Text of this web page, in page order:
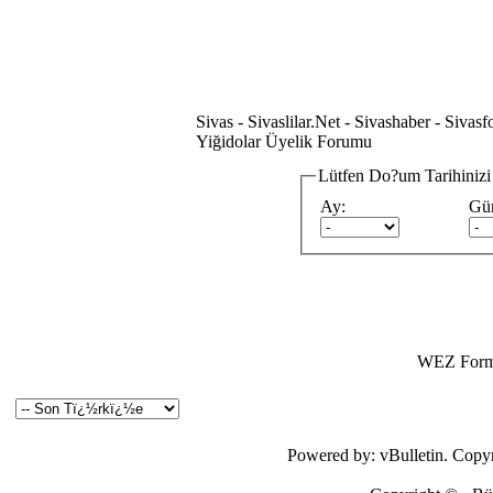
Sivas - Sivaslilar.Net - Sivashaber -
Yiğidolar Üyelik Forumu
Lütfen Do?um
Ay:
WEZ
Powered by: vBulletin.